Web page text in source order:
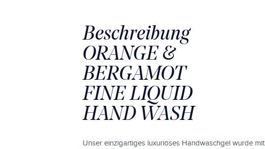
Beschreibung
ORANGE &
BERGAMOT
FINE LIQUID
HAND WASH
Unser einzigartiges luxuriöses Handwaschgel wurde mit